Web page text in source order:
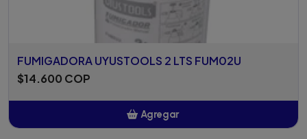
FUMIGADORA UYUSTOOLS 2 LTS FUM02U
$14.600 COP
Agregar